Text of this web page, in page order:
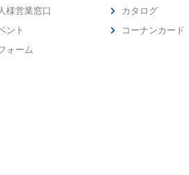
様営業窓口
ント
ォーム
カタログ
コーナンカード